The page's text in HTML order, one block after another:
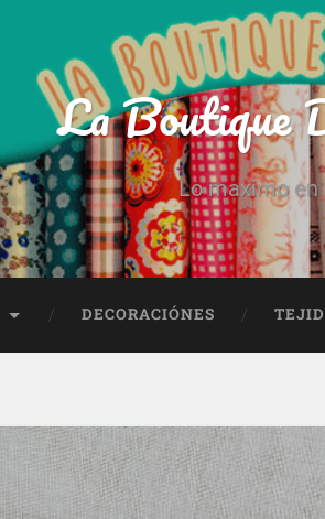
La Boutique
Lo maximo en
DECORACIÓNES